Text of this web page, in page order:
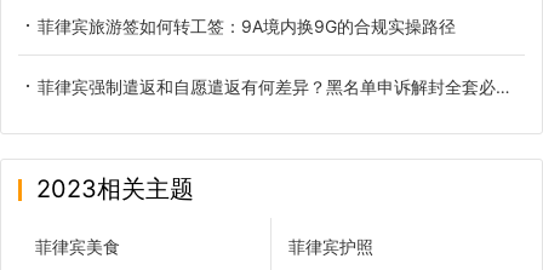
菲律宾旅游签如何转工签：9A境内换9G的合规实操路径
菲律宾强制遣返和自愿遣返有何差异？黑名单申诉解封全套必备材料详解
2023相关主题
菲律宾美食 菲律宾护照